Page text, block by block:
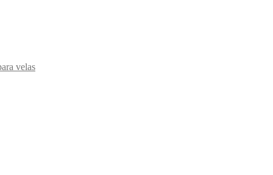
velas